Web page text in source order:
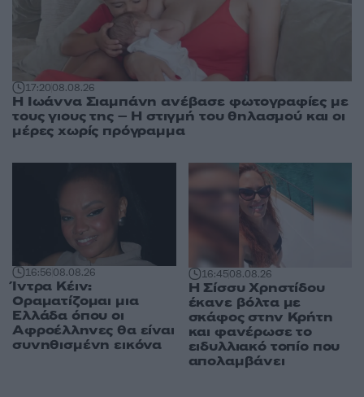
17:2008.08.26
H Ιωάννα Σιαμπάνη ανέβασε φωτογραφίες με
τους γιους της – Η στιγμή του θηλασμού και οι
μέρες χωρίς πρόγραμμα
16:5608.08.26
Ίντρα Κέιν:
Οραματίζομαι μια
Ελλάδα όπου οι
Αφροέλληνες θα είναι
συνηθισμένη εικόνα
16:4508.08.26
Η Σίσσυ Χρηστίδου
έκανε βόλτα με
σκάφος στην Κρήτη
και φανέρωσε το
ειδυλλιακό τοπίο που
απολαμβάνει